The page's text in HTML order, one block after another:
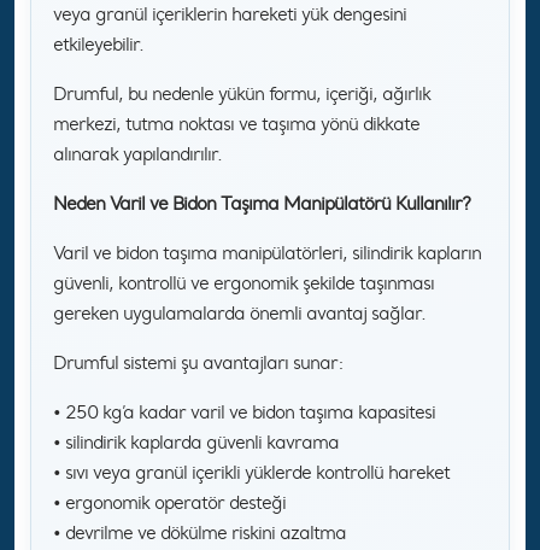
veya granül içeriklerin hareketi yük dengesini
etkileyebilir.
Drumful, bu nedenle yükün formu, içeriği, ağırlık
merkezi, tutma noktası ve taşıma yönü dikkate
alınarak yapılandırılır.
Neden Varil ve Bidon Taşıma Manipülatörü Kullanılır?
Varil ve bidon taşıma manipülatörleri, silindirik kapların
güvenli, kontrollü ve ergonomik şekilde taşınması
gereken uygulamalarda önemli avantaj sağlar.
Drumful sistemi şu avantajları sunar:
• 250 kg’a kadar varil ve bidon taşıma kapasitesi
• silindirik kaplarda güvenli kavrama
• sıvı veya granül içerikli yüklerde kontrollü hareket
• ergonomik operatör desteği
• devrilme ve dökülme riskini azaltma